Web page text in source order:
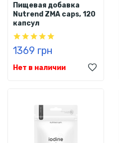
Пищевая добавка
Nutrend ZMA caps, 120
капсул
1369 грн
Нет в наличии